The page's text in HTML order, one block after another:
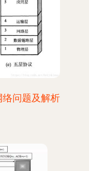
问题及解析